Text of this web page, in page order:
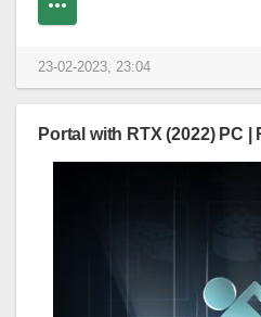
23-02-2023, 23:04
Portal with RTX (2022) PC |